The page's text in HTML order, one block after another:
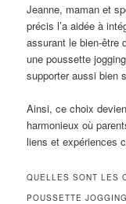
Jeanne, maman et
précis l’a aidée à
assurant le bien-être
une poussette
supporter aussi bien
Ainsi, ce choix
harmonieux où
liens et expériences
QUELLES SONT LES
POUSSETTE